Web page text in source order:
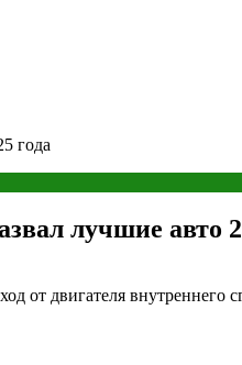
года
лучшие авто
от двигателя